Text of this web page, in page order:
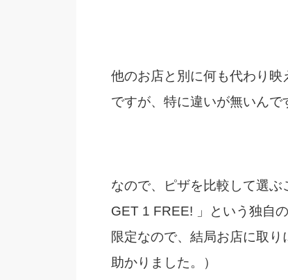
他のお店と別に何も代わり
ですが、特に違いが無いんで
なので、ピザを比較して選
GET 1 FREE! 」という独自
限定なので、結局お店に取
助かりました。）